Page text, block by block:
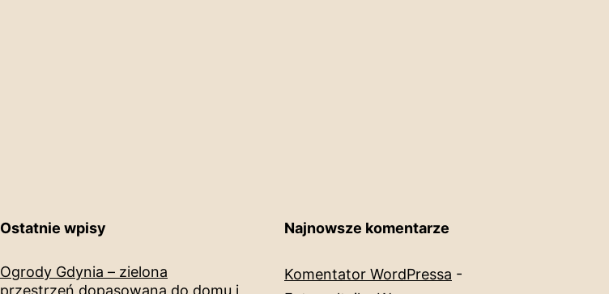
Ostatnie wpisy
Ogrody Gdynia – zielona
Najnowsze komentarze
Komentator WordPressa -